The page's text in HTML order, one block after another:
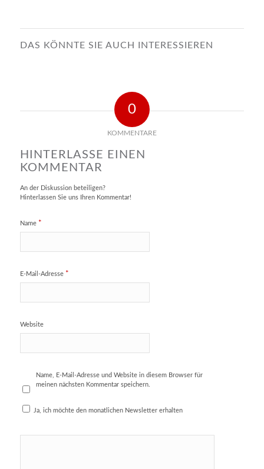
DAS KÖNNTE SIE AUCH INTERESSIEREN
0
KOMMENTARE
HINTERLASSE EINEN
KOMMENTAR
An der Diskussion beteiligen?
Hinterlassen Sie uns Ihren Kommentar!
Name *
E-Mail-Adresse *
Website
Name, E-Mail-Adresse und Website in diesem Browser für
meinen nächsten Kommentar speichern.
Ja, ich möchte den monatlichen Newsletter erhalten